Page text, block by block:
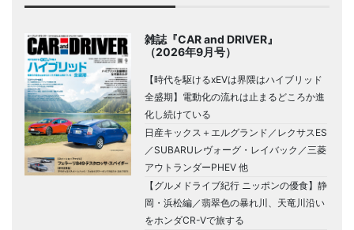
雑誌『CAR and DRIVER』
（2026年9月号）
【時代を駆けるxEVは界隈はハイブリッド
全盛期】電動化の流れは止まるどころか進
化し続けている
日産キックス＋エルグランド／レクサスES
／SUBARUレヴォーグ・レイバック／三菱
アウトランダーPHEV 他
【グルメドライブ紀行 ニッポンの優食】静
岡・浜松編／翡翠色の暴れ川、天竜川沿い
をホンダCR-Vで旅する